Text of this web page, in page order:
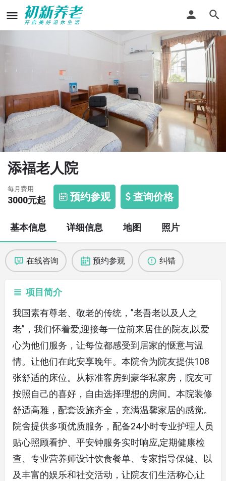
添福老人院
每月费用
3000元起 预约参观 查询价格
基本信息 详细信息 地图 照片
在线咨询 预约参观 纠错
项目简介
我国素有尊老、敬老的传统，”老吾老以及人之
老”，我们怀着爱,迎接每一位前来居住的院友,以爱
心为他们服务，让每位都感受到居家的惬意与温
情。让他们在此安享晚年。本院舍为院友提供108
张舒适的床位。从标准客房到豪华私家房，院友可
按照自己的喜好，自由选择理想的房间。本院装修
舒适高雅，配套设施齐全，充满温馨家居的感觉。
院舍提供多项优质服务，配备24小时专业护理人员
贴心照顾看护、平安钟服务实时响应,定期健康检
查、专业营养师设计饮食餐单、专家指导保健、以
及丰富的娱乐和社交活动，让院友们生活称心,让